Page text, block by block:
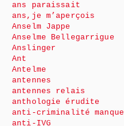
ans paraissait
ans,je m’aperçois
Anselm Jappe
Anselme Bellegarrigue
Anslinger
Ant
Antelme
antennes
antennes relais
anthologie érudite
anti-criminalité manque
anti-IVG